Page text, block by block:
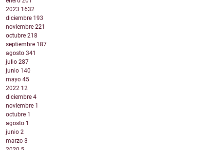
2023 1632
diciembre 193
noviembre 221
octubre 218
septiembre 187
agosto 341
julio 287
junio 140
mayo 45
2022 12
diciembre 4
noviembre 1
octubre 1
agosto 1
junio 2
marzo 3